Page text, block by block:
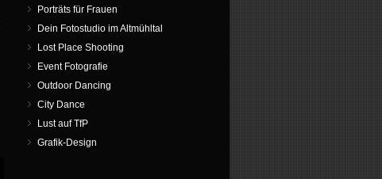
Porträts für Frauen
Dein Fotostudio im Altmühltal
Lost Place Shooting
Event Fotografie
Outdoor Dancing
City Dance
Lust auf TfP
Grafik-Design